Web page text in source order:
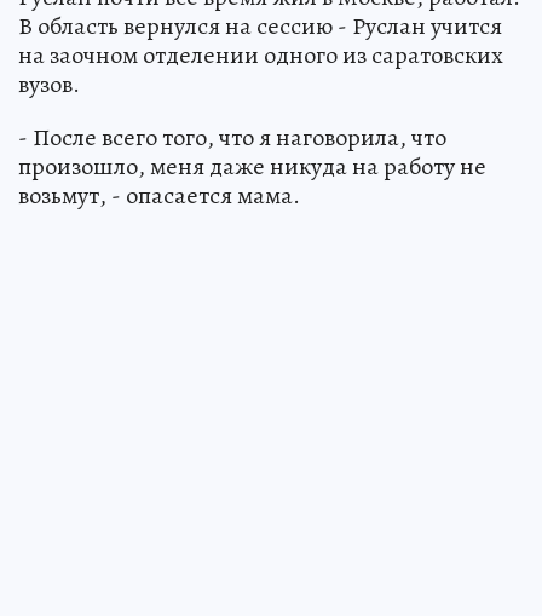
В область вернулся на сессию - Руслан учится
на заочном отделении одного из саратовских
вузов.
- После всего того, что я наговорила, что
произошло, меня даже никуда на работу не
возьмут, - опасается мама.